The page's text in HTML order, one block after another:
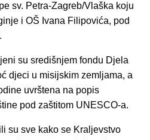
sv. Petra-Zagreb/Vlaška koju
i OŠ Ivana Filipovića, pod
su središnjem fondu Djela
djeci u misijskim zemljama, a
uvrštena na popis
pod zaštitom UNESCO-a.
su sve kako se Kraljevstvo